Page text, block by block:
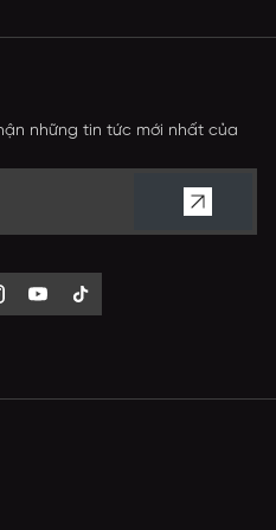
những tin tức mới nhất của